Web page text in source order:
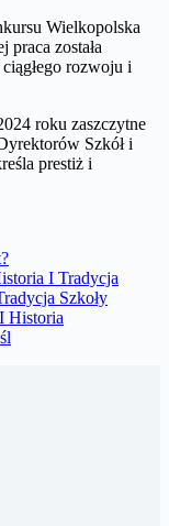
Wielkopolska
praca została
rozwoju i
roku zaszczytne
Szkół i
prestiż i
I Tradycja
Szkoły
Historia